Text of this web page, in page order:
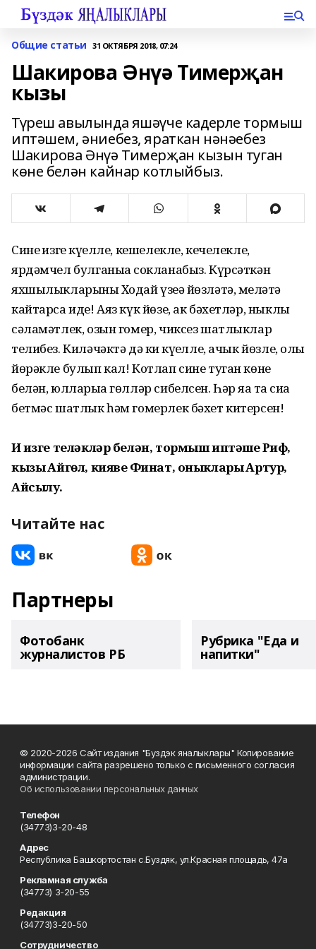
Общие статьи 31 ОКТЯБРЯ 2018, 07:24
Шакирова Әнүә Тимерҗан
кызы
Түреш авылында яшәүче кадерле тормыш
иптәшем, әниебез, яраткан нәнәебез
Шакирова Әнүә Тимерҗан кызын туган
көне белән кайнар котлыйбыз.
Синең изге күңелле, кешелекле, кечелекле,
ярдәмчел булганыңа сокланабыз. Күрсәткән
яхшылыкларыңны Ходай үзеңә йөзләтә, меңләтә
кайтарса иде! Аяз күк йөзе, ак бәхетләр, ныклы
сәламәтлек, озын гомер, чиксез шатлыклар
телибез. Киләчәктә дә киң күңелле, ачык йөзле, олы
йөрәкле булып кал! Котлап сине туган көнең
белән, юлларыңа гөлләр сибелсен. Һәр яңа таң сиңа
бетмәс шатлык һәм гомерлек бәхет китерсен!
Иң изге теләкләр белән, тормыш иптәшең Риф,
кызың Айгөл, киявең Финат, оныкларың Артур,
Айсылу.
Читайте нас
Партнеры
Фотобанк
журналистов РБ
Рубрика "Еда и
напитки"
© 2020-2026 Сайт издания "Буздэк яналыклары" Копирование
информации сайта разрешено только с письменного согласия
администрации.
Об использовании персональных данных
Телефон
(34773)3-20-48
Адрес
Республика Башкортостан с.Буздяк, ул.Красная площадь, 47а
Рекламная служба
(34773) 3-20-55
Редакция
(34773)3-20-50
Сотрудничество